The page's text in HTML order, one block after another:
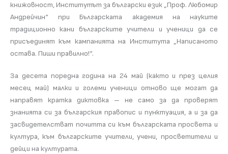
книжовност, Институтът за български език „Проф. Любомир
Андрейчин“ при Българската академия на науките
традиционно кани българските учители и ученици да се
присъединят към кампанията на Института „Написаното
остава. Пиши правилно!“.
За десета поредна година на 24 май (както и през целия
месец май) малки и големи ученици отново ще могат да
направят кратка диктовка – не само за да проверят
знанията си за българския правопис и пунктуация, а и за да
засвидетелстват почитта си към българската просвета и
култура, към българските учители, учени, просветители и
дейци на културата.